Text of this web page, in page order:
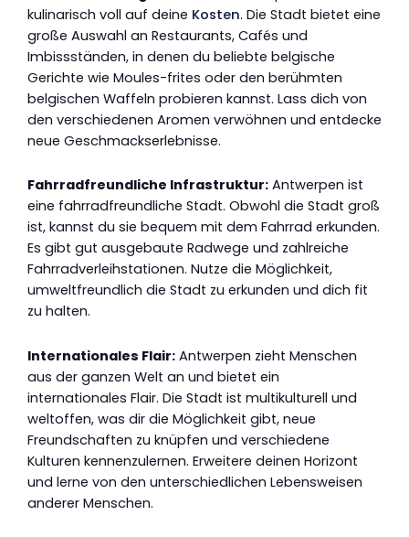
kulinarisch voll auf deine Kosten. Die Stadt bietet eine
große Auswahl an Restaurants, Cafés und
Imbissständen, in denen du beliebte belgische
Gerichte wie Moules-frites oder den berühmten
belgischen Waffeln probieren kannst. Lass dich von
den verschiedenen Aromen verwöhnen und entdecke
neue Geschmackserlebnisse.
Fahrradfreundliche Infrastruktur: Antwerpen ist
eine fahrradfreundliche Stadt. Obwohl die Stadt groß
ist, kannst du sie bequem mit dem Fahrrad erkunden.
Es gibt gut ausgebaute Radwege und zahlreiche
Fahrradverleihstationen. Nutze die Möglichkeit,
umweltfreundlich die Stadt zu erkunden und dich fit
zu halten.
Internationales Flair: Antwerpen zieht Menschen
aus der ganzen Welt an und bietet ein
internationales Flair. Die Stadt ist multikulturell und
weltoffen, was dir die Möglichkeit gibt, neue
Freundschaften zu knüpfen und verschiedene
Kulturen kennenzulernen. Erweitere deinen Horizont
und lerne von den unterschiedlichen Lebensweisen
anderer Menschen.